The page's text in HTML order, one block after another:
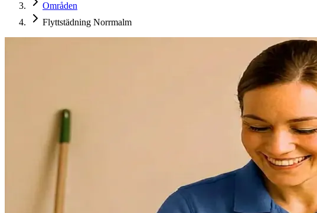
Områden
Flyttstädning Norrmalm